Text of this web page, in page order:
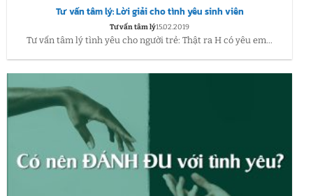
Tư vấn tâm lý: Lời giải cho tình yêu sinh viên
Tư vấn tâm lý15.02.2019
Tư vấn tâm lý tình yêu cho người trẻ: Thật ra H có yêu em...